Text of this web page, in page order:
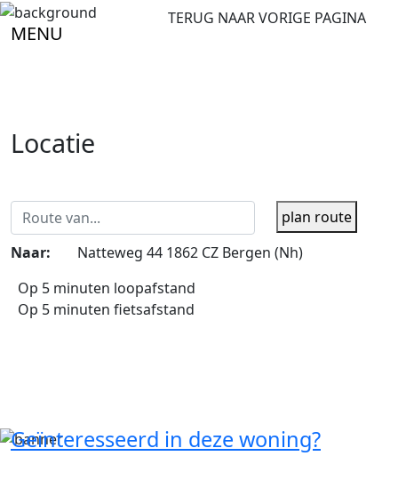
MENU
TERUG NAAR VORIGE PAGINA
Locatie
plan route
Naar:
Natteweg 44 1862 CZ Bergen (Nh)
Op 5 minuten loopafstand
Op 5 minuten fietsafstand
Geïnteresseerd in deze woning?